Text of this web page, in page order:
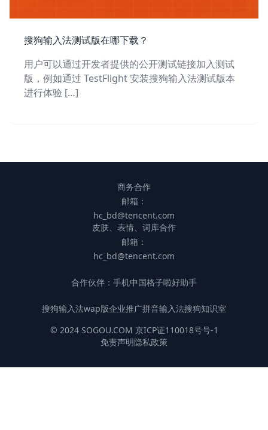
搜狗输入法测试版在哪下载？
用户可以通过开发者提供的公开测试链接加入测试
版，例如通过 TestFlight 安装搜狗输入法测试版本
进行体验 […]
商务合作
邮箱：
hc_bd@tencent.com
皮肤、表情、词库合作
邮箱：
hc_bd@tencent.com
合作伙伴： 手机中国格子啦好助手
搜狗输入法wap版企业推广拼音输入法搜狗知识室
© 2024 SOGOU.COM 京ICP证110018号号-1
免责声明隐私政策